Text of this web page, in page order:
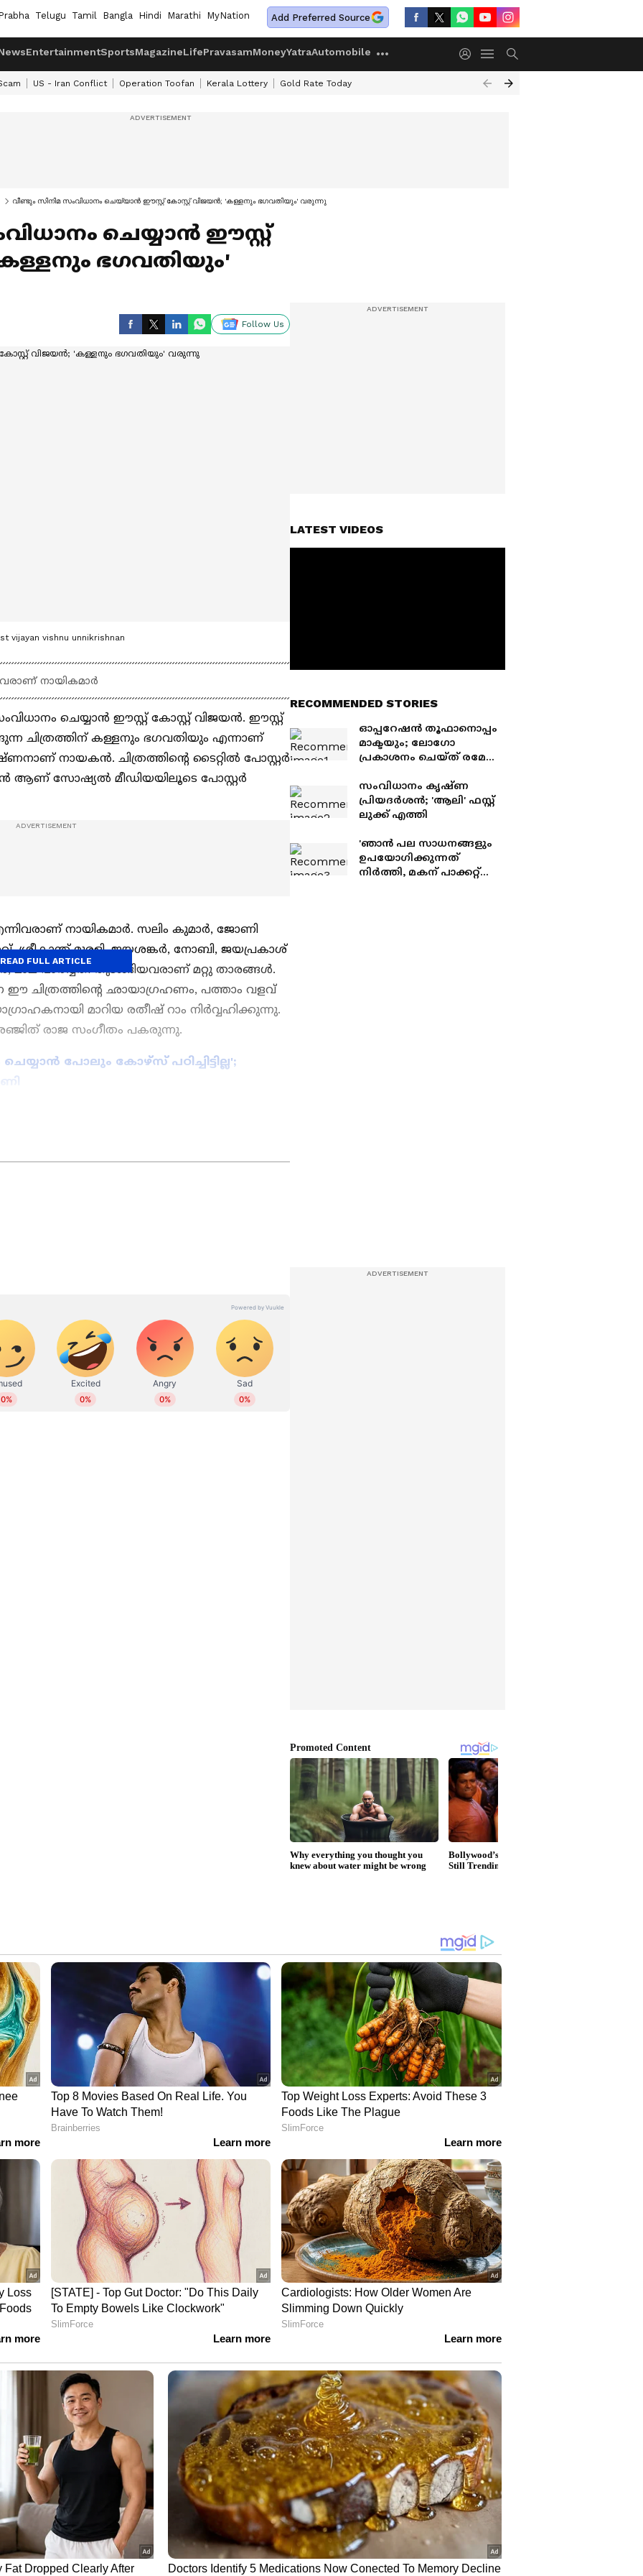
Telugu Tamil Bangla Hindi Marathi MyNation Add Preferred Source
EntertainmentSportsMagazineLifePravasamMoneyYatraAutomobile
US - Iran Conflict Operation Toofan Kerala Lottery Gold Rate Today
വീണ്ടും സിനിമ സംവിധാനം ചെയ്യാന്‍ ഈസ്റ്റ് കോസ്റ്റ് വിജയന്‍; 'കള്ളനും ഭഗവതിയും' വരുന്നു
ചെയ്യാന്‍ ഈസ്റ്റ്
ഭഗവതിയും'
Follow Us
vijayan vishnu unnikrishnan
നായികമാർ
ചെയ്യാന്‍ ഈസ്റ്റ് കോസ്റ്റ് വിജയന്‍. ഈസ്റ്റ്
ചിത്രത്തിന് കള്ളനും ഭഗവതിയും എന്നാണ്
നായകന്‍. ചിത്രത്തിന്‍റെ ടൈറ്റില്‍ പോസ്റ്റര്‍
സോഷ്യല്‍ മീഡിയയിലൂടെ പോസ്റ്റര്‍
നായികമാർ. സലിം കുമാർ, ജോണി
ശ്രീകാന്ത് മുരളി, ജയശങ്കർ, നോബി, ജയപ്രകാശ്
പാർവ്വതി തുടങ്ങിയവരാണ് മറ്റു താരങ്ങൾ.
ചിത്രത്തിന്റെ ഛായാഗ്രഹണം, പത്താം വളവ്
മാറിയ രതീഷ് റാം നിർവ്വഹിക്കുന്നു.
രാജ സംഗീതം പകരുന്നു.
ചെയ്യാന്‍ പോലും കോഴ്സ് പഠിച്ചിട്ടില്ല';
സംവിധാനം രാജീവ് കോവിലകം,
രഞ്ജിത്ത് അമ്പാടി, സ്റ്റിൽസ് അജി
സുധാകർ, ഫൈനൽ മിക്സിംഗ് രാജാകൃഷ്ണൻ,
ഇളമ്പൽ, അസ്സോസിയേറ്റ് ഡയറക്ടർ ടിവിൻ
എക്സിക്യൂട്ടീവ് ഷിബു പന്തലക്കോട്,
കെ പി മുരളീധരൻ, ഗ്രാഫിക്സ് നിഥിൻ റാം.
ചിത്രീകരണം ആരംഭിക്കും.
READ FULL ARTICLE
LATEST VIDEOS
RECOMMENDED STORIES
ഓപ്പറേഷൻ തൂഫാനൊപ്പം
മാക്ടയും; ലോഗോ
പ്രകാശനം ചെയ്ത് രമേശ്
സംവിധാനം കൃഷ്‍ണ
പ്രിയദര്‍ശന്‍; 'ആലി' ഫസ്റ്റ്
ലുക്ക് എത്തി
'ഞാൻ പല സാധനങ്ങളും
ഉപയോഗിക്കുന്നത്
നിർത്തി, മകന് പാക്കറ്റ്